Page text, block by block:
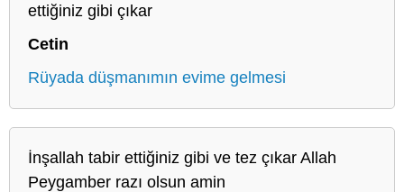
ettiğiniz gibi çıkar
Cetin
Rüyada düşmanımın evime gelmesi
İnşallah tabir ettiğiniz gibi ve tez çıkar Allah
Peygamber razı olsun amin